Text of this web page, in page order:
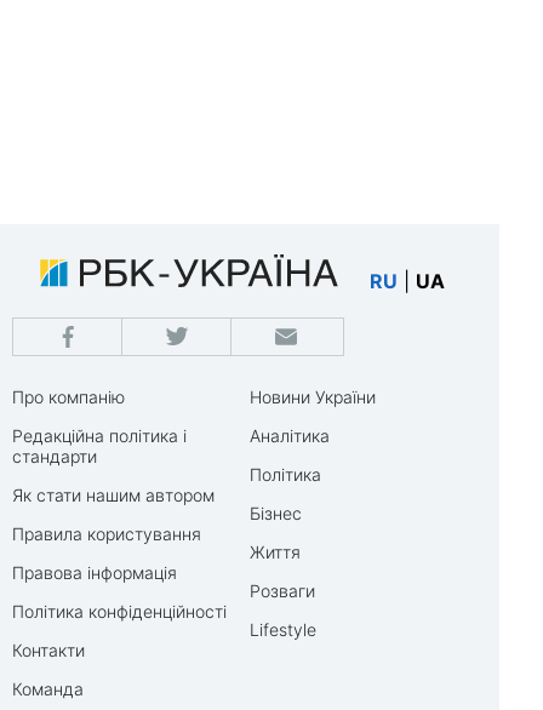
RU UA
Про компанію
Редакційна політика і
стандарти
Як стати нашим автором
Правила користування
Правова інформація
Політика конфіденційності
Контакти
Команда
Новини України
Аналітика
Політика
Бізнес
Життя
Розваги
Lifestyle